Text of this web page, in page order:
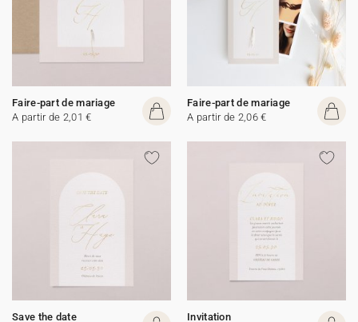
Faire-part de mariage
A partir de 2,01 €
Faire-part de mariage
A partir de 2,06 €
Save the date Invitation